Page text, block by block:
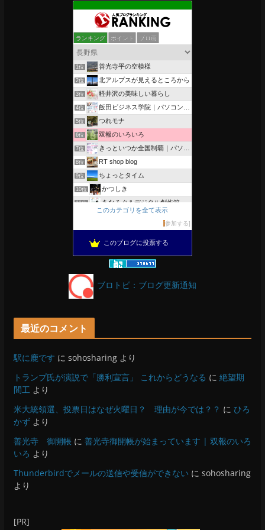
ランキング ポイント ブロ画
1位 善光寺平の空模様
2位 北アルプスが見えるところから
3位 軽井沢の美味しい暮らし
4位 飯田ビジネス学院｜パソコン、簿記、公共職業訓練と求職者支援
5位 つれモナ
6位 双報のいろいろ
7位 きっといつか全国制覇｜パソコン教室、簿記教室のスタッフブログ
8位 RT shop blog
9位 ちょっとタイム
10位 かつしき
11位 あなろぐ＆デジタル創作箱
軽井沢まったり生活 柴犬とともに
13位 がんばれ長野
のんびりいこうよ！
15位 OESセｴラ＆レイラ何気ない風景
このカテゴリを全て表示
参加する
このブログに投票する
ブロトピ：ブログ更新通知
最近のコメント
駅に鹿です に sohosharingより
トランプ氏が演説で「勝利宣言」 これからどうなる に 絶望期
間工 より
米大統領選、投票日はなぜ火曜日？ 理由が今では？？ に ひろ
かずより
善光寺 御開帳 に 善光寺御開帳が始まっています | 双報のいろ
いろ より
Thunderbirdでメールの送信や受信ができない に sohosharing
より
[PR]